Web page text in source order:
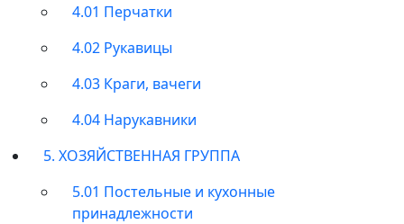
4.01 Перчатки
4.02 Рукавицы
4.03 Краги, вачеги
4.04 Нарукавники
5. ХОЗЯЙСТВЕННАЯ ГРУППА
5.01 Постельные и кухонные
принадлежности